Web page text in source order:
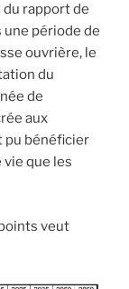
du rapport de
période de
ouvrière, le
du
de
aux
pu bénéficier
que les
veut